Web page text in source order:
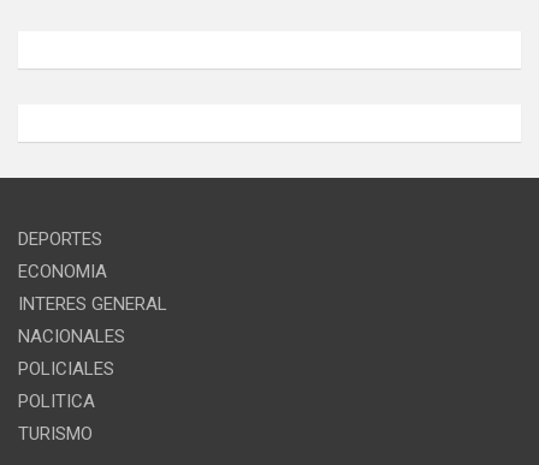
DEPORTES
ECONOMIA
INTERES GENERAL
NACIONALES
POLICIALES
POLITICA
TURISMO